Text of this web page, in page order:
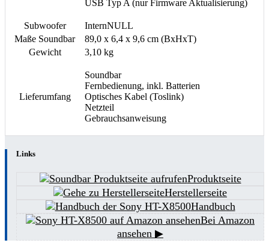
USB Typ A (nur Firmware Aktualisierung)
Subwoofer
InternNULL
Maße Soundbar
89,0 x 6,4 x 9,6 cm (BxHxT)
Gewicht
3,10 kg
Lieferumfang
Soundbar
Fernbedienung, inkl. Batterien
Optisches Kabel (Toslink)
Netzteil
Gebrauchsanweisung
Links
Produktseite
Herstellerseite
Handbuch
Bei Amazon
ansehen ▶